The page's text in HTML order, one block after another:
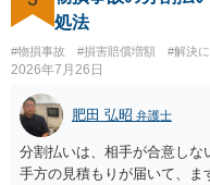
に、交渉の方向性につき、
ことも検討ください。
処法
#物損事故 #損害賠償増額 #解決
2026年7月26日
肥田 弘昭 弁護士
分割払いは、相手が合意しな
手方の見積もりが届いて、ま